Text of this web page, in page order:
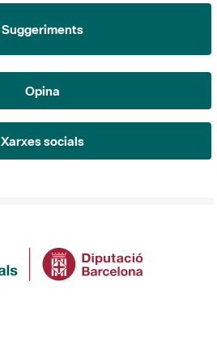
Suggeriments
Opina
Xarxes socials